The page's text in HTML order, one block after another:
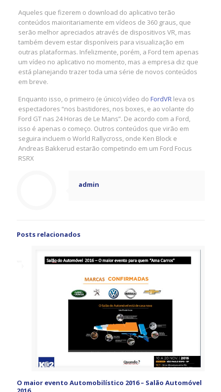
Aqueles que fizerem o download do aplicativo terão
conteúdos maioritariamente em vídeos de 360 graus, que
serão melhor apreciados através de dispositivos VR, mas
também devem estar disponíveis para visualização em
outras plataformas. Infelizmente, porém, a Ford tem apenas
um vídeo no aplicativo no momento, mas a empresa diz que
está planejando trazer toda uma série de novos conteúdos
em breve.
Enquanto isso, o primeiro (e único) vídeo doFordVR leva os
espectadores “nos bastidores, nos boxes, e ao volante do
Ford GT nas 24 Horas de Le Mans”. De acordo com a Ford,
isso é apenas o começo. Outros conteúdos que virão em
seguira incluem o World Rallycross, onde Ken Block e
Andreas Bakkerud estarão competindo em um Ford Focus
RSRX
admin
Posts relacionados
O maior evento Automobilístico 2016 – Salão Automóvel